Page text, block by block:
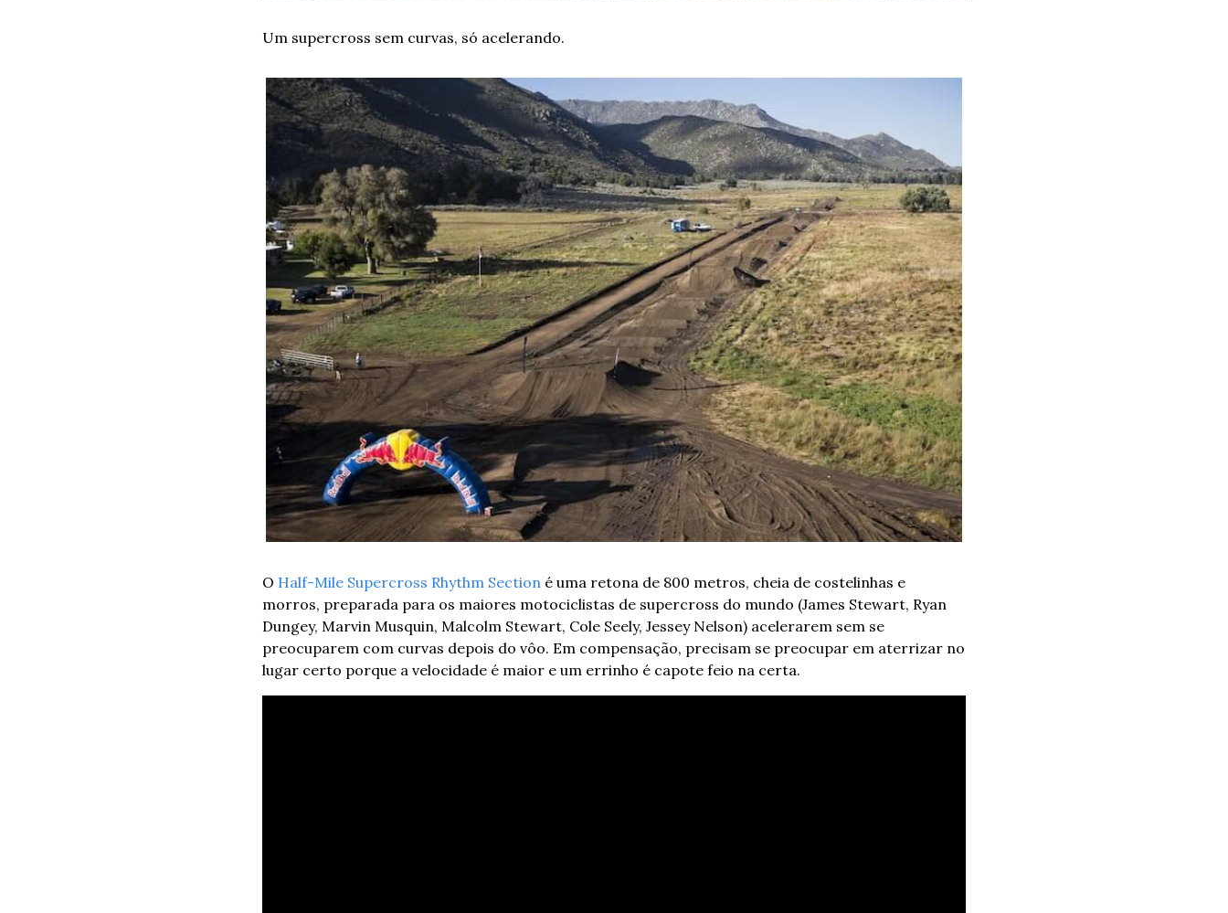
Um supercross sem curvas, só acelerando.
O Half-Mile Supercross Rhythm Section é uma retona de 800 metros, cheia de costelinhas e
morros, preparada para os maiores motociclistas de supercross do mundo (James Stewart, Ryan
Dungey, Marvin Musquin, Malcolm Stewart, Cole Seely, Jessey Nelson) acelerarem sem se
preocuparem com curvas depois do vôo. Em compensação, precisam se preocupar em aterrizar no
lugar certo porque a velocidade é maior e um errinho é capote feio na certa.